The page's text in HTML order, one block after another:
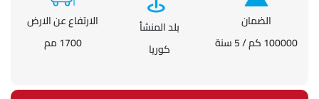
الضمان
100000 كم / 5 سنة
بلد المنشأ
كوريا
الارتفاع عن الارض
1700 مم